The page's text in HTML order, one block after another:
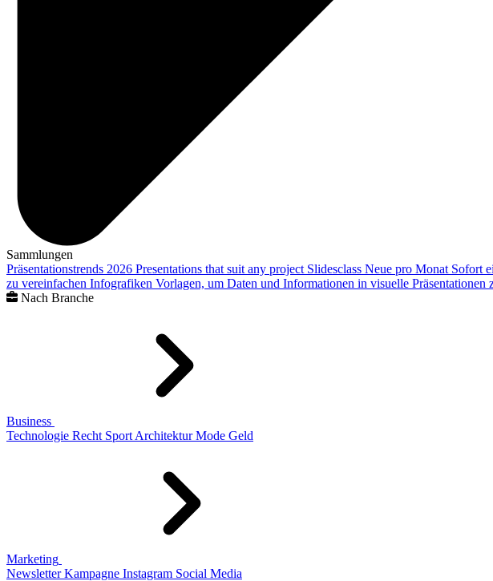
Sammlungen
Präsentationstrends 2026 Presentations that suit any project Slidesclass Neue pro Monat Sofort
zu vereinfachen Infografiken Vorlagen, um Daten und Informationen in visuelle Präsentationen
Nach Branche
Business
Technologie Recht Sport Architektur Mode Geld
Marketing
Newsletter Kampagne Instagram Social Media